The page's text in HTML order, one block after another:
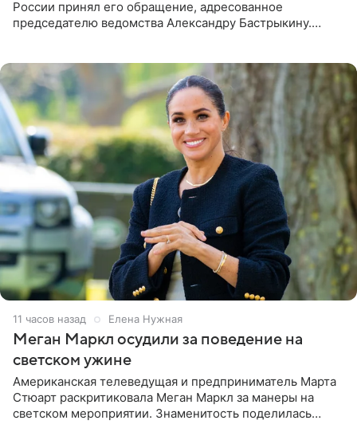
России принял его обращение, адресованное
председателю ведомства Александру Бастрыкину.
11 часов назад Елена Нужная
Меган Маркл осудили за поведение на
светском ужине
Американская телеведущая и предприниматель Марта
Стюарт раскритиковала Меган Маркл за манеры на
светском мероприятии. Знаменитость поделилась